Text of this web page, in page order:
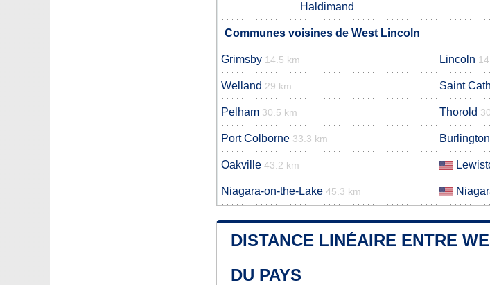
Haldimand
Communes voisines de West Lincoln
Grimsby 14.5 km Lincoln
Welland 29 km Saint
Pelham 30.5 km Thorold
Port Colborne 33.3 km Burlington
Oakville 43.2 km
Niagara-on-the-Lake 45.3 km
DISTANCE LINÉAIRE ENTRE
DU PAYS